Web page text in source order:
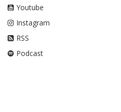
Youtube
Instagram
RSS
Podcast